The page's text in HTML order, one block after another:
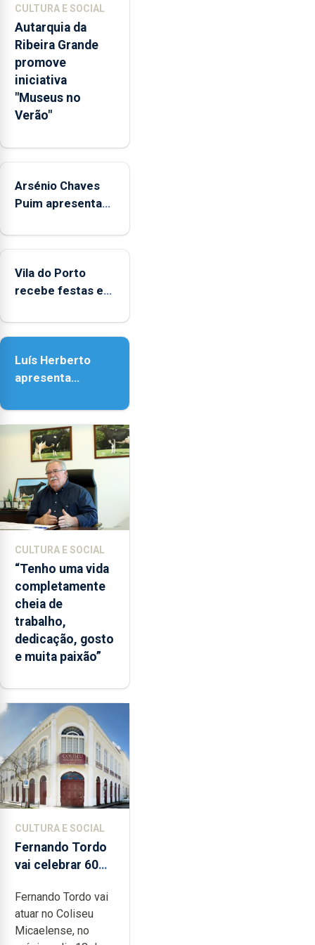
respostas
habitacionais,
anunciou
o
Governo
Regional.
CULTURA E SOCIAL
Autarquia da
Ribeira Grande
promove
iniciativa
"Museus no
Verão"
Arsénio Chaves
Puim apresenta
Biblioteca de Vila
Vila do Porto
recebe festas em
Senhora da
Luís Herberto
apresenta
Paisagem’
CULTURA E SOCIAL
“Tenho uma vida
completamente
cheia de
trabalho,
dedicação, gosto
e muita paixão”
CULTURA E SOCIAL
Fernando Tordo
vai celebrar 60
no Coliseu
Micaelense
Fernando Tordo vai
atuar no Coliseu
Micaelense, no